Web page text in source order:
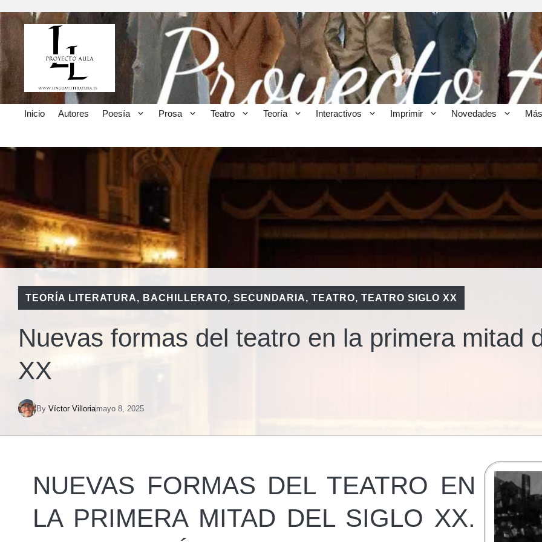
Inicio Autores Poesía Prosa Teatro Teoría Interactivos Imprimir Novedades
TEORÍA LITERATURA, BACHILLERATO, SECUNDARIA,TEATRO, TEATRO SIGLO XX
Nuevas formas del teatro en la primera mitad
XX
By Víctor Villoriamayo 8, 2025
NUEVAS FORMAS DEL TEATRO EN
LA PRIMERA MITAD DEL SIGLO XX.